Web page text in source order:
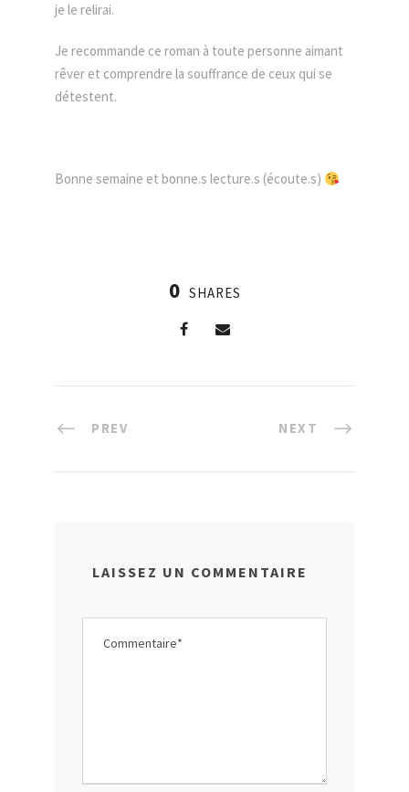
je le relirai.
Je recommande ce roman à toute personne aimant
rêver et comprendre la souffrance de ceux qui se
détestent.
Bonne semaine et bonne.s lecture.s (écoute.s)
0 SHARES
PREV NEXT
LAISSEZ UN COMMENTAIRE